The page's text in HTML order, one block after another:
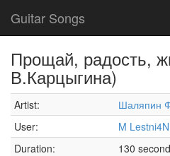
Guitar Songs
Прощай, радость,
В.Карцыгина)
Artist: Шаляпин
User:
M
Duration:
130